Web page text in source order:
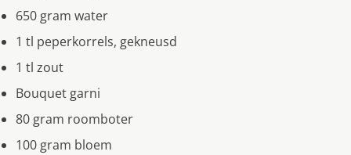
650 gram water
1 tl peperkorrels, gekneusd
1 tl zout
Bouquet garni
80 gram roomboter
100 gram bloem